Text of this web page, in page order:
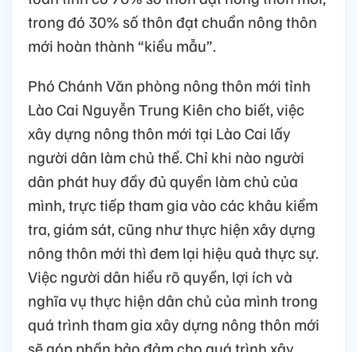
trong đó 30% số thôn đạt chuẩn nông thôn
mới hoàn thành “kiểu mẫu”.
Phó Chánh Văn phòng nông thôn mới tỉnh
Lào Cai Nguyễn Trung Kiên cho biết, việc
xây dựng nông thôn mới tại Lào Cai lấy
người dân làm chủ thể. Chỉ khi nào người
dân phát huy đầy đủ quyền làm chủ của
mình, trực tiếp tham gia vào các khâu kiểm
tra, giám sát, cũng như thực hiện xây dựng
nông thôn mới thì đem lại hiệu quả thực sự.
Việc người dân hiểu rõ quyền, lợi ích và
nghĩa vụ thực hiện dân chủ của mình trong
quá trình tham gia xây dựng nông thôn mới
sẽ góp phần bảo đảm cho quá trình xây